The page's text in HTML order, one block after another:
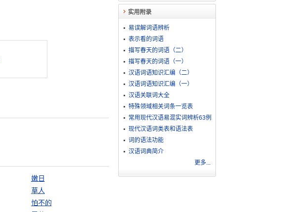
嫩日
草人
怕不的
实用附录
易误解词语辨析
表示看的词语
描写春天的词语（二）
描写春天的词语（一）
汉语词语知识汇编（二）
汉语词语知识汇编（一）
汉语关联词大全
特殊领域相关词条一览表
常用现代汉语易混实词辨析63例
现代汉语词类表和语法表
词的语法功能
汉语词典简介
更多...